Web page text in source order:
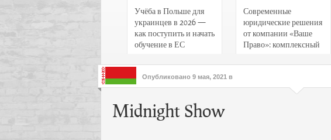
Учёба в Польше для
украинцев в 2026 —
как поступить и начать
обучение в ЕС
Современные
юридические решения
от компании «Ваше
Право»: комплексный
интересов клиентов
Опубликовано 9 мая, 2021 в
Midnight Show